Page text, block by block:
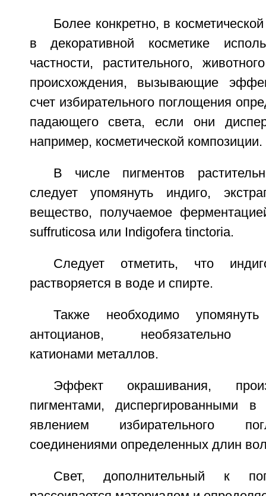
Более конкретно, в
в декоративной косметике
частности, растительного,
происхождения, вызывающие
счет избирательного поглощения
падающего света, если они
например, косметической композиции.
В числе пигментов
следует упомянуть индиго,
вещество, получаемое
suffruticosa или Indigofera tinctoria.
Следует отметить, что
растворяется в воде и спирте.
Также необходимо
антоцианов, необязательно
катионами металлов.
Эффект окрашивания,
пигментами, диспергированными
явлением избирательного
соединениями определенных длин
Свет, дополнительный к